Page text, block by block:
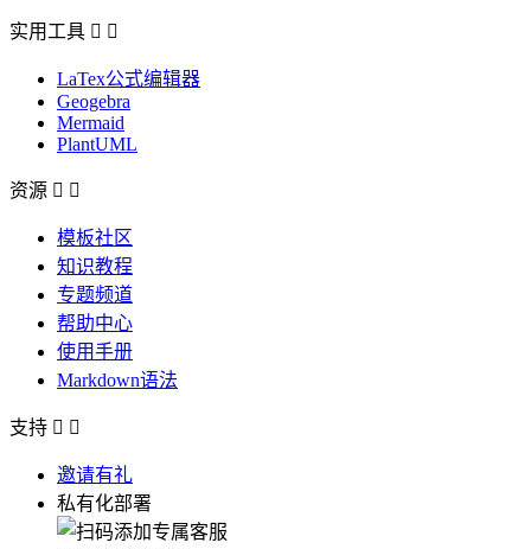
实用工具  
LaTex公式编辑器
Geogebra
Mermaid
PlantUML
资源  
模板社区
知识教程
专题频道
帮助中心
使用手册
Markdown语法
支持  
邀请有礼
私有化部署